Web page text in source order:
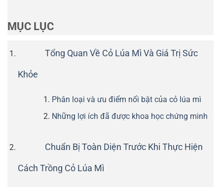
MỤC LỤC
Tổng Quan Về Cỏ Lúa Mì Và Giá Trị Sức
Khỏe
Phân loại và ưu điểm nổi bật của cỏ lúa mì
Những lợi ích đã được khoa học chứng minh
Chuẩn Bị Toàn Diện Trước Khi Thực Hiện
Cách Trồng Cỏ Lúa Mì